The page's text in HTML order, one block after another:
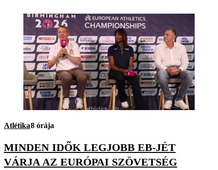
Atlétika8 órája
MINDEN IDŐK LEGJOBB EB-JÉT
VÁRJA AZ EURÓPAI SZÖVETSÉG